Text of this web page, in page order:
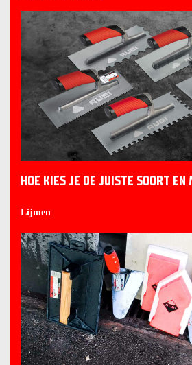
HOE KIES JE DE JUISTE SOORT
Lijmen